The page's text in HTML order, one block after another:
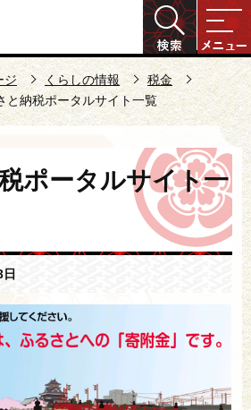
ジ くらしの情報
税金
と納税ポータルサイト一覧
ポータルサイト一